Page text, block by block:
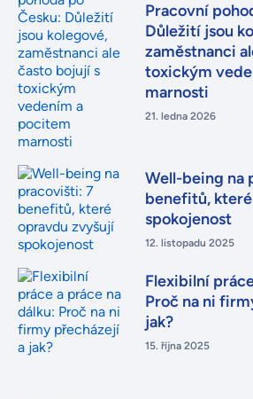
Pracovní
Důležití jsou
zaměstnanci
toxickým
marnosti
21. ledna 2026
Well-being na
benefitů,
spokojenost
12. listopadu 2025
Flexibilní
Proč na ni
jak?
15. října 2025